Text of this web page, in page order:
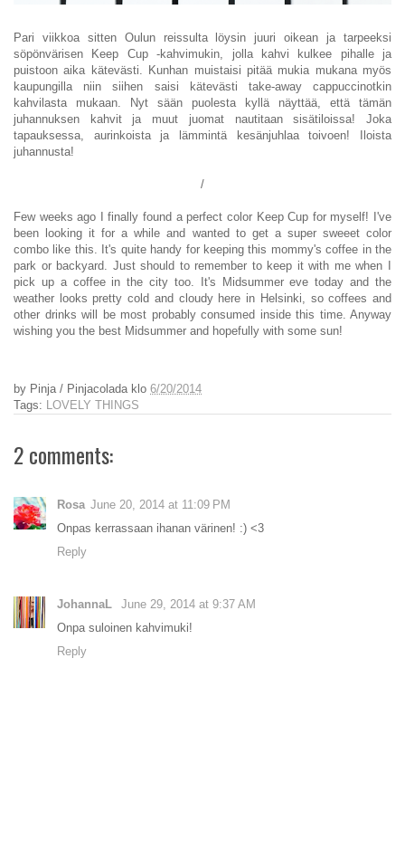
Pari viikkoa sitten Oulun reissulta löysin juuri oikean ja tarpeeksi
söpönvärisen Keep Cup -kahvimukin, jolla kahvi kulkee pihalle ja
puistoon aika kätevästi. Kunhan muistaisi pitää mukia mukana myös
kaupungilla niin siihen saisi kätevästi take-away cappuccinotkin
kahvilasta mukaan. Nyt sään puolesta kyllä näyttää, että tämän
juhannuksen kahvit ja muut juomat nautitaan sisätiloissa! Joka
tapauksessa, aurinkoista ja lämmintä kesänjuhlaa toivoen! Iloista
juhannusta!
/
Few weeks ago I finally found a perfect color Keep Cup for myself! I've
been looking it for a while and wanted to get a super sweeet color
combo like this. It's quite handy for keeping this mommy's coffee in the
park or backyard. Just should to remember to keep it with me when I
pick up a coffee in the city too. It's Midsummer eve today and the
weather looks pretty cold and cloudy here in Helsinki, so coffees and
other drinks will be most probably consumed inside this time. Anyway
wishing you the best Midsummer and hopefully with some sun!
by Pinja / Pinjacolada klo 6/20/2014
Tags: LOVELY THINGS
2 comments:
Rosa June 20, 2014 at 11:09 PM
Onpas kerrassaan ihanan värinen! :) <3
Reply
JohannaL
June 29, 2014 at 9:37 AM
Onpa suloinen kahvimuki!
Reply